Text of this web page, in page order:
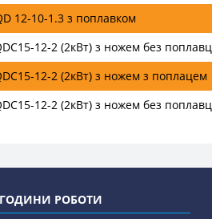
12-10-1.3 з поплавком
12-2 (2кВт) з ножем без
12-2 (2кВт) з ножем з поплацем
12-2 (2кВт) з ножем без
ГОДИНИ РОБОТИ